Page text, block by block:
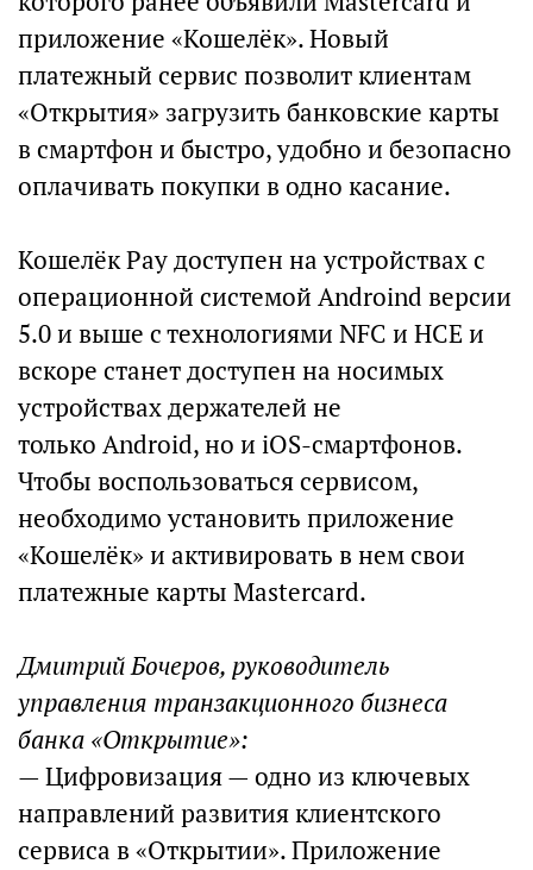
приложение «Кошелёк». Новый
платежный сервис позволит клиентам
«Открытия» загрузить банковские карты
в смартфон и быстро, удобно и безопасно
оплачивать покупки в одно касание.
Кошелёк Pay доступен на устройствах с
операционной системой Androind версии
5.0 и выше с технологиями NFC и HCE и
вскоре станет доступен на носимых
устройствах держателей не
только Android, но и iOS-смартфонов.
Чтобы воспользоваться сервисом,
необходимо установить приложение
«Кошелёк» и активировать в нем свои
платежные карты Mastercard.
Дмитрий Бочеров, руководитель
управления транзакционного бизнеса
банка «Открытие»:
— Цифровизация — одно из ключевых
направлений развития клиентского
сервиса в «Открытии». Приложение